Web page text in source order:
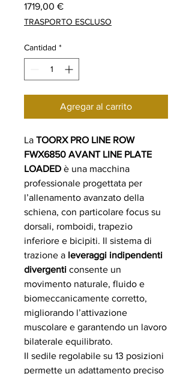
1719,00 €Precio
TRASPORTO ESCLUSO
Cantidad *
Agregar al carrito
La TOORX PRO LINE ROW
FWX6850 AVANT LINE PLATE
LOADED è una macchina
professionale progettata per
l’allenamento avanzato della
schiena, con particolare focus su
dorsali, romboidi, trapezio
inferiore e bicipiti. Il sistema di
trazione a leveraggi indipendenti
divergenti consente un
movimento naturale, fluido e
biomeccanicamente corretto,
migliorando l’attivazione
muscolare e garantendo un lavoro
bilaterale equilibrato.
Il sedile regolabile su 13 posizioni
permette un adattamento preciso